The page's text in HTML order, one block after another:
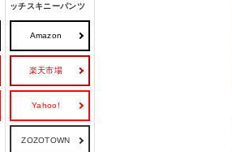
ッチスキニーパンツ
Amazon
楽天市場
Yahoo!
ZOZOTOWN